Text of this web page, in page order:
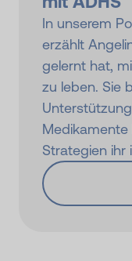
In unserem
erzählt
gelernt hat,
zu leben. Sie
Strategien ihr